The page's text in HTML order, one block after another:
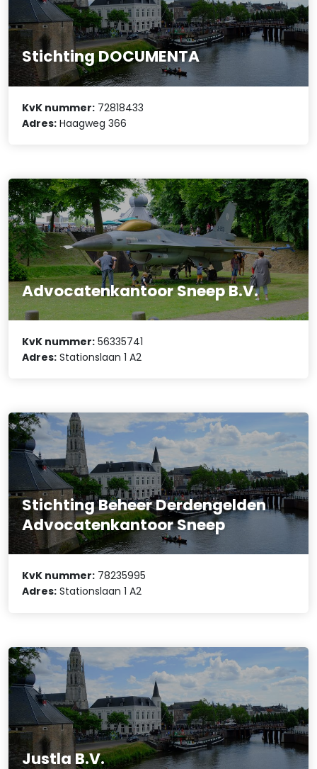
Stichting DOCUMENTA
KvK nummer: 72818433
Adres: Haagweg 366
Advocatenkantoor Sneep B.V.
KvK nummer: 56335741
Adres: Stationslaan 1 A2
Stichting Beheer Derdengelden
Advocatenkantoor Sneep
KvK nummer: 78235995
Adres: Stationslaan 1 A2
Justla B.V.